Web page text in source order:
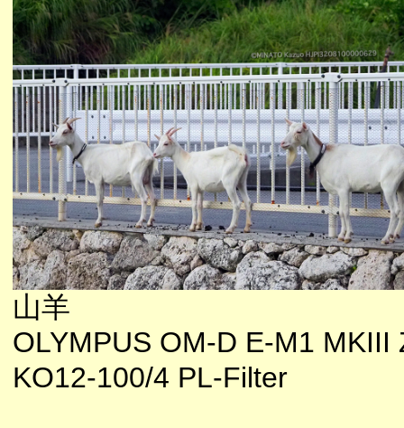
山羊
OLYMPUS OM-D E-M1 MKIII
KO12-100/4 PL-Filter